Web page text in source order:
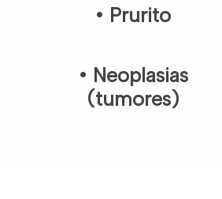
• Prurito
• Neoplasias
(tumores)